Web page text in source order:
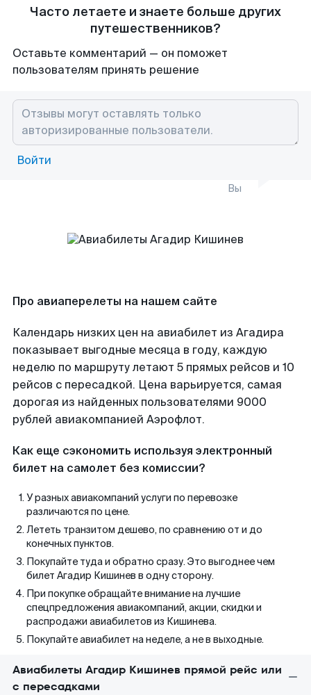
Часто летаете и знаете больше других
путешественников?
Оставьте комментарий — он поможет
пользователям принять решение
Войти
Вы
Про авиаперелеты на нашем сайте
Календарь низких цен на авиабилет из Агадира
показывает выгодные месяца в году, каждую
неделю по маршруту летают 5 прямых рейсов и 10
рейсов с пересадкой. Цена варьируется, самая
дорогая из найденных пользователями 9000
рублей авиакомпанией Аэрофлот.
Как еще сэкономить используя электронный
билет на самолет без комиссии?
У разных авиакомпаний услуги по перевозке
различаются по цене.
Лететь транзитом дешево, по сравнению от и до
конечных пунктов.
Покупайте туда и обратно сразу. Это выгоднее чем
билет Агадир Кишинев в одну сторону.
При покупке обращайте внимание на лучшие
спецпредложения авиакомпаний, акции, скидки и
распродажи авиабилетов из Кишинева.
Покупайте авиабилет на неделе, а не в выходные.
Авиабилеты Агадир Кишинев прямой рейс или
с пересадками